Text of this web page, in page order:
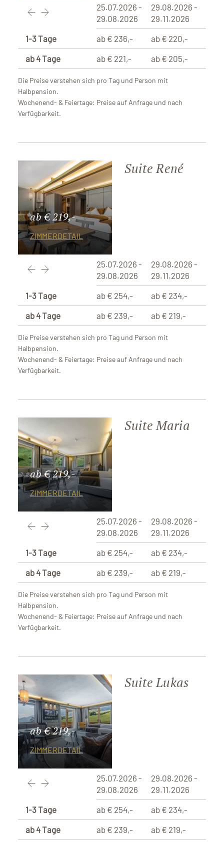
25.07.2026 -
29.08.2026
29.08.2026 -
29.11.2026
1-3 Tage
ab 4 Tage
ab € 236,-
ab € 221,-
ab € 220,-
ab € 205,-
Die Preise verstehen sich pro Tag und Person mit
Halbpension.
Wochenend- & Feiertage: Preise auf Anfrage und nach
Verfügbarkeit.
ab € 219,-
ZIMMERDETAIL
Suite René
25.07.2026 -
29.08.2026
29.08.2026 -
29.11.2026
1-3 Tage
ab 4 Tage
ab € 254,-
ab € 239,-
ab € 234,-
ab € 219,-
Die Preise verstehen sich pro Tag und Person mit
Halbpension.
Wochenend- & Feiertage: Preise auf Anfrage und nach
Verfügbarkeit.
ab € 219,-
ZIMMERDETAIL
Suite Maria
25.07.2026 -
29.08.2026
29.08.2026 -
29.11.2026
1-3 Tage
ab 4 Tage
ab € 254,-
ab € 239,-
ab € 234,-
ab € 219,-
Die Preise verstehen sich pro Tag und Person mit
Halbpension.
Wochenend- & Feiertage: Preise auf Anfrage und nach
Verfügbarkeit.
ab € 219,-
ZIMMERDETAIL
Suite Lukas
25.07.2026 -
29.08.2026
29.08.2026 -
29.11.2026
1-3 Tage
ab 4 Tage
ab € 254,-
ab € 239,-
ab € 234,-
ab € 219,-